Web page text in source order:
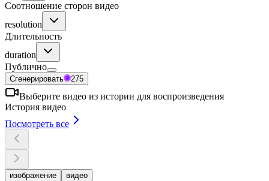
Соотношение сторон видео
resolution
Длительность
duration
Публично
Сгенерировать 275
Выберите видео из истории для воспроизведения
История видео
Посмотреть все
изображение видео